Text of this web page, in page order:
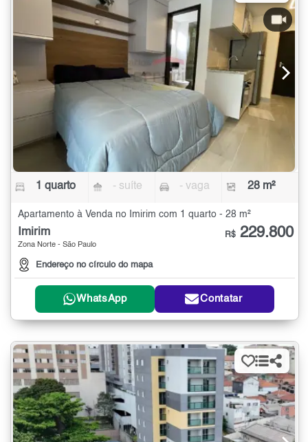
1 quarto - suíte - vaga 28 m²
Apartamento à Venda no Imirim com 1 quarto - 28 m²
Imirim
Zona Norte - São Paulo
Endereço no círculo do mapa
R$ 229.800
WhatsApp Contatar